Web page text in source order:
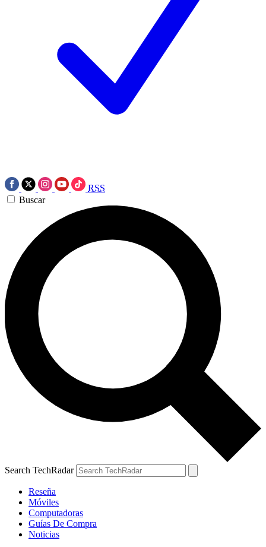
RSS
Buscar
Search TechRadar
Reseña
Móviles
Computadoras
Guías De Compra
Noticias